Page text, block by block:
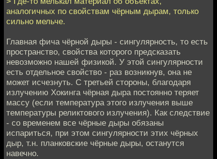
аналогичных по свойствам чёрным дырам, только
сильно мельче.
Главная фича чёрной дыры - сингулярность, то есть
пространство, свойства которого предсказать
невозможно нашей физикой. У этой сингулярности
есть отдельное свойство - раз возникнув, она не
может исчезнуть. С третьей стороны, благодаря
излучению Хокинга чёрная дыра постоянно теряет
массу (если температура этого излучения выше
температуры реликтового излучения). Как следствие
- со временем все чёрные дыры обязаны
испариться, при этом сингулярности этих чёрных
дыр, т.н. планковские чёрные дыры, останутся
навечно.